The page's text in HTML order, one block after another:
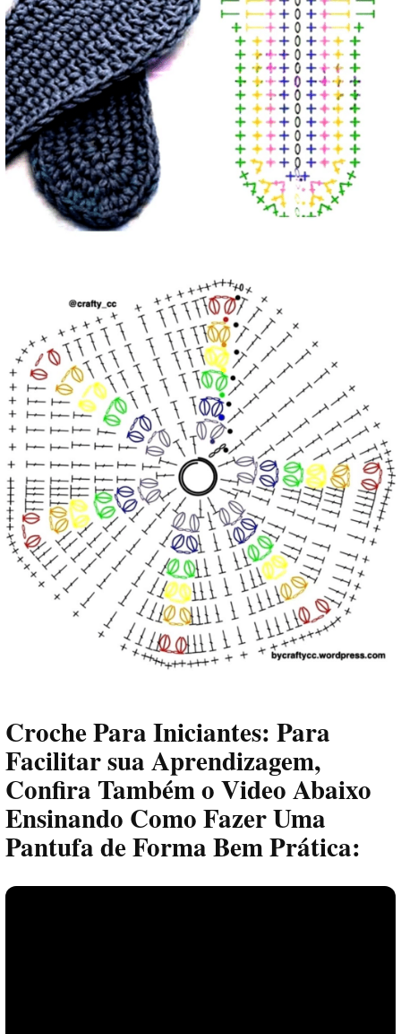
Croche Para Iniciantes: Para
Facilitar sua Aprendizagem,
Confira Também o Video Abaixo
Ensinando Como Fazer Uma
Pantufa de Forma Bem Prática: